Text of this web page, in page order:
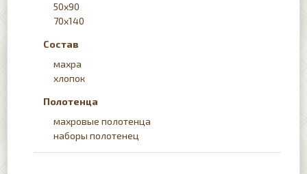
50х90
70х140
Состав
махра
хлопок
Полотенца
махровые полотенца
наборы полотенец